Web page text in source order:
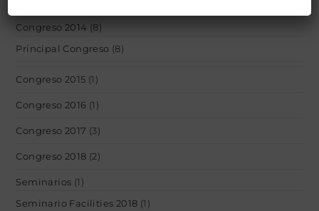
Congreso 2014 (8)
Principal Congreso (8)
Congreso 2015 (1)
Congreso 2016 (1)
Congreso 2017 (3)
Congreso 2018 (2)
Seminarios (1)
Seminario Facilities 2018 (1)